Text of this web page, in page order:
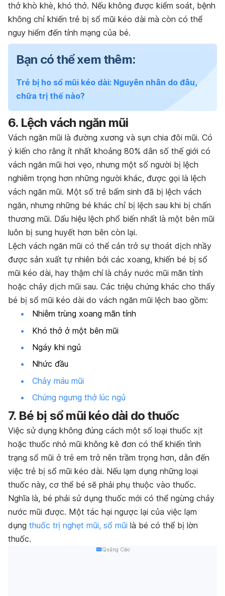
thở khò khè, khó thở. Nếu không được kiểm soát, bệnh
không chỉ khiến trẻ bị sổ mũi kéo dài mà còn có thể
nguy hiểm đến tính mạng của bé.
Bạn có thể xem thêm:
Trẻ bị ho sổ mũi kéo dài: Nguyên nhân do đâu,
chữa trị thế nào?
6. Lệch vách ngăn mũi
Vách ngăn mũi là đường xương và sụn chia đôi mũi. Có
ý kiến cho rằng ít nhất khoảng 80% dân số thế giới có
vách ngăn mũi hơi vẹo, nhưng một số người bị lệch
nghiêm trọng hơn những người khác, được gọi là lệch
vách ngăn mũi. Một số trẻ bẩm sinh đã bị lệch vách
ngăn, nhưng những bé khác chỉ bị lệch sau khi bị chấn
thương mũi. Dấu hiệu lệch phổ biến nhất là một bên mũi
luôn bị sung huyết hơn bên còn lại.
Lệch vách ngăn mũi có thể cản trở sự thoát dịch nhầy
được sản xuất tự nhiên bởi các xoang, khiến bé bị sổ
mũi kéo dài, hay thậm chí là chảy nước mũi mãn tính
hoặc chảy dịch mũi sau. Các triệu chứng khác cho thấy
bé bị sổ mũi kéo dài do vách ngăn mũi lệch bao gồm:
Nhiễm trùng xoang mãn tính
Khó thở ở một bên mũi
Ngáy khi ngủ
Nhức đầu
Chảy máu mũi
Chứng ngưng thở lúc ngủ
7. Bé bị sổ mũi kéo dài do thuốc
Việc sử dụng không đúng cách một số loại thuốc xịt
hoặc thuốc nhỏ mũi không kê đơn có thể khiến tình
trạng sổ mũi ở trẻ em trở nên trầm trọng hơn, dẫn đến
việc trẻ bị sổ mũi kéo dài. Nếu lạm dụng những loại
thuốc này, cơ thể bé sẽ phải phụ thuộc vào thuốc.
Nghĩa là, bé phải sử dụng thuốc mới có thể ngừng chảy
nước mũi được. Một tác hại ngược lại của việc lạm
dụng thuốc trị nghẹt mũi, sổ mũi là bé có thể bị lờn
thuốc.
Quảng Cáo